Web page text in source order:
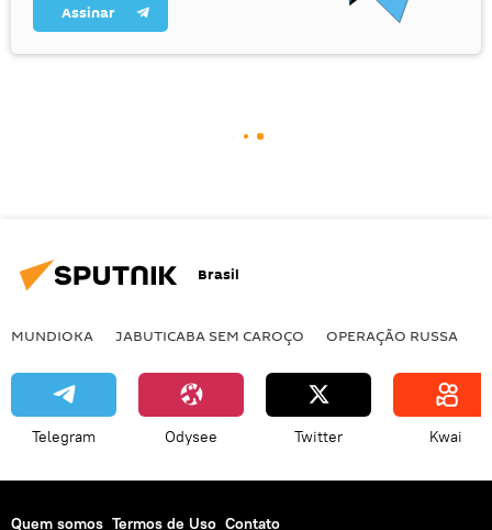
Assinar
Brasil
MUNDIOKA JABUTICABA SEM CAROÇO OPERAÇÃO RUSSA
Telegram Odysee Twitter Kwai
Quem somos Termos de Uso Contato